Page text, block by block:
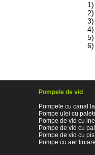
1)
2)
3)
4)
5)
6)
Pompele de vid
Pompele cu canal
Pompe ulei cu
Pompe de vid cu
Pompe de vid cu
Pompe de vid cu
Pompe cu aer